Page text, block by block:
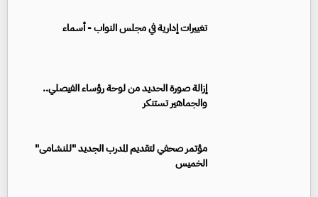
تغييرات إدارية في مجلس النواب - أسماء
إزالة صورة الحديد من لوحة رؤساء الفيصلي..
والجماهير تستنكر
مؤتمر صحفي لتقديم المدرب الجديد "للنشامى"
الخميس